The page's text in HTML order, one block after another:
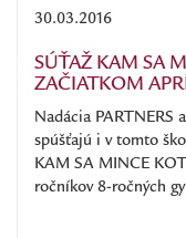
30.03.2016
SÚŤAŽ KAM SA
ZAČIATKOM
Nadácia PARTNERS
spúšťajú i v tomto
KAM SA MINCE
ročníkov 8-ročných